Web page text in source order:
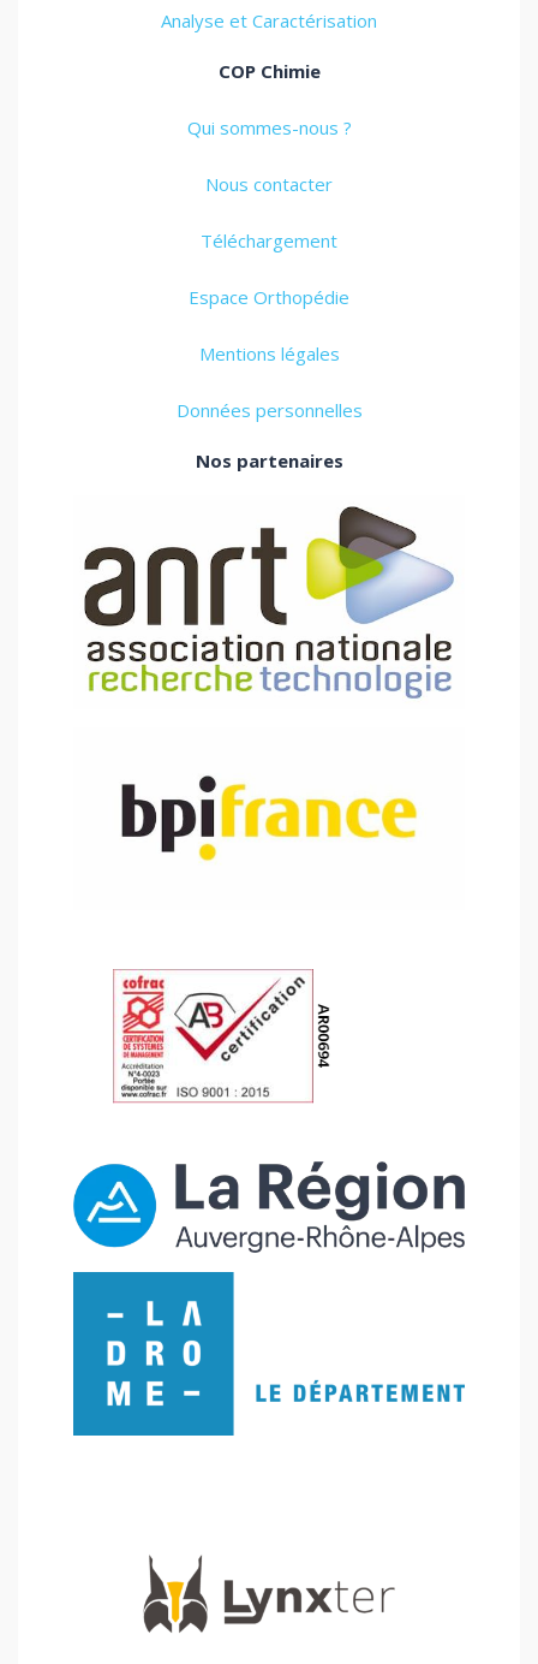
Analyse et Caractérisation
COP Chimie
Qui sommes-nous ?
Nous contacter
Téléchargement
Espace Orthopédie
Mentions légales
Données personnelles
Nos partenaires